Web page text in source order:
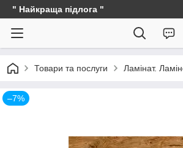
" Найкраща підлога "
Товари та послуги Ламінат.
–7%